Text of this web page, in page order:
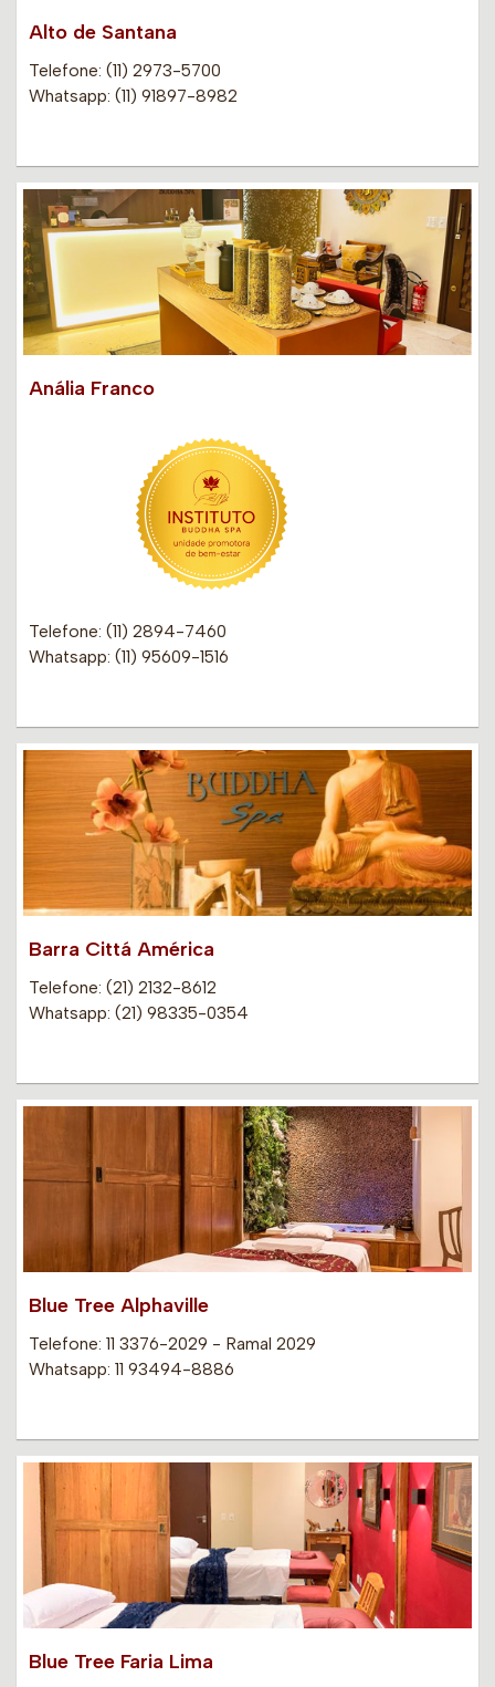
Alto de Santana
Telefone: (11) 2973-5700
Whatsapp: (11) 91897-8982
Anália Franco
Telefone: (11) 2894-7460
Whatsapp: (11) 95609-1516
Barra Cittá América
Telefone: (21) 2132-8612
Whatsapp: (21) 98335-0354
Blue Tree Alphaville
Telefone: 11 3376-2029 - Ramal 2029
Whatsapp: 11 93494-8886
Blue Tree Faria Lima